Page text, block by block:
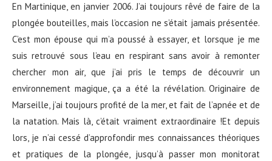
En Martinique, en janvier 2006. J’ai toujours rêvé de faire de la
plongée bouteilles, mais l’occasion ne s’était jamais présentée.
C’est mon épouse qui m’a poussé à essayer, et lorsque je me
suis retrouvé sous l’eau en respirant sans avoir à remonter
chercher mon air, que j’ai pris le temps de découvrir un
environnement magique, ça a été la révélation. Originaire de
Marseille, j’ai toujours profité de la mer, et fait de l’apnée et de
la natation. Mais là, c’était vraiment extraordinaire !Et depuis
lors, je n’ai cessé d’approfondir mes connaissances théoriques
et pratiques de la plongée, jusqu’à passer mon monitorat